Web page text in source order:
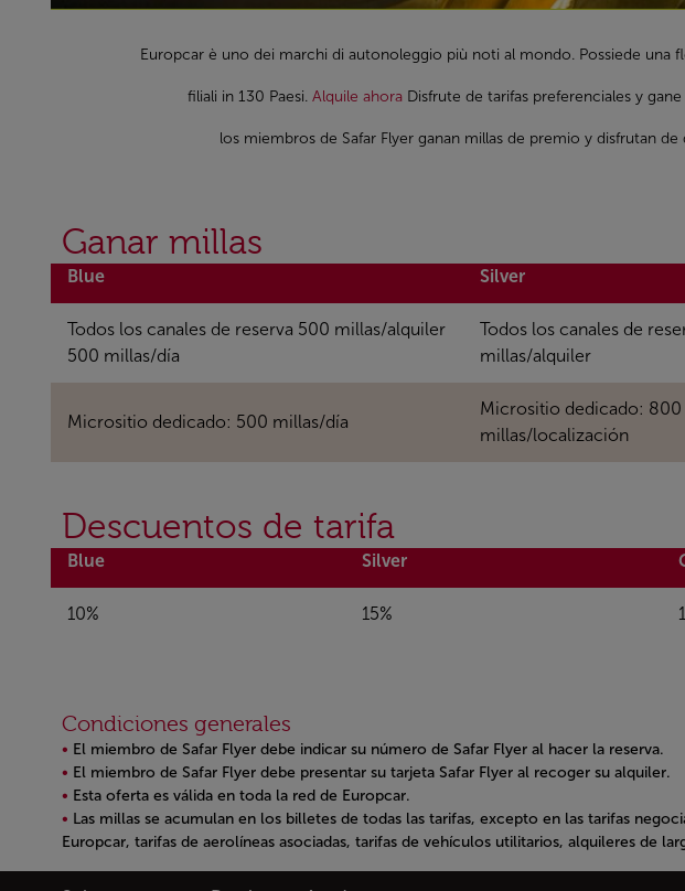
Europcar è uno dei marchi di autonoleggio più noti al mondo. Possiede
filiali in 130 Paesi. Alquile ahoraDisfrute de tarifas preferenciales y
los miembros de Safar Flyer ganan millas de premio y disfrutan
Ganar millas
Blue Silver
Todos los canales de reserva 500 millas/alquiler
500 millas/día
Todos los canales de
millas/alquiler
Micrositio dedicado: 500 millas/día
Micrositio dedicado: 800
millas/localización
Descuentos de tarifa
Blue Silver
10% 15%
Condiciones generales
El miembro de Safar Flyer debe indicar su número de Safar Flyer al hacer la reserva.
El miembro de Safar Flyer debe presentar su tarjeta Safar Flyer al recoger su alquiler.
Esta oferta es válida en toda la red de Europcar.
Las millas se acumulan en los billetes de todas las tarifas, excepto en las tarifas
Europcar, tarifas de aerolíneas asociadas, tarifas de vehículos utilitarios, alquileres de